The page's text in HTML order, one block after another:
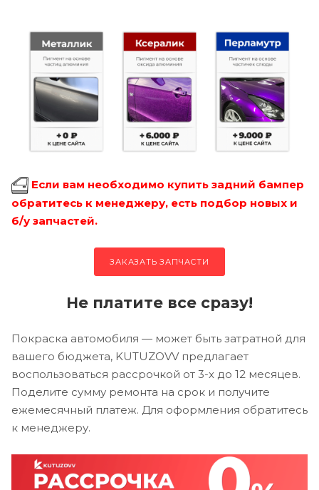
Если вам необходимо купить задний бампер
обратитесь к менеджеру, есть подбор новых и
б/у запчастей.
ЗАКАЗАТЬ ЗАПЧАСТИ
Не платите все сразу!
Покраска автомобиля — может быть затратной для
вашего бюджета, KUTUZOVV предлагает
воспользоваться рассрочкой от 3-х до 12 месяцев.
Поделите сумму ремонта на срок и получите
ежемесячный платеж. Для оформления обратитесь
к менеджеру.